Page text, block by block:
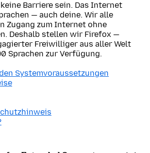
Barriere sein. Das Internet
— auch deine. Wir alle
Zugang zum Internet ohne
Deshalb stellen wir Firefox —
Freiwilliger aus aller Welt
Sprachen zur Verfügung.
Systemvoraussetzungen